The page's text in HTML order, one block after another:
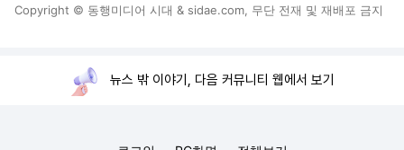
Copyright © 동행미디어 시대 & sidae.com, 무단 전재 및 재배포 금지
뉴스 밖 이야기, 다음 커뮤니티 웹에서 보기